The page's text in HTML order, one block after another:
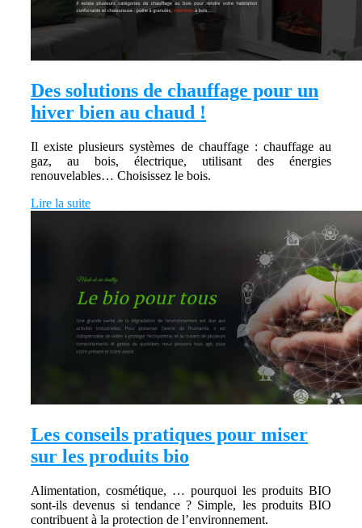
Des solutions de chauffage pour un
hiver bien au chaud !
Il existe plusieurs systèmes de chauffage : chauffage au
gaz, au bois, électrique, utilisant des énergies
renouvelables… Choisissez le bois.
Lire la suite
Les conseils pratiques pour miser
sur les produits bio
Alimentation, cosmétique, … pourquoi les produits BIO
sont-ils devenus si tendance ? Simple, les produits BIO
contribuent à la protection de l’environnement.